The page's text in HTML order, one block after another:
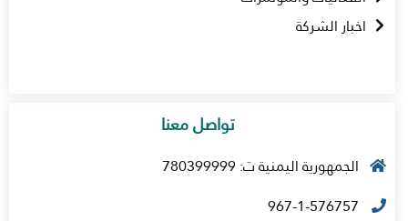
اخبار الشركة
تواصل معنا
الجمهورية اليمنية ت: 780399999
967-1-576757